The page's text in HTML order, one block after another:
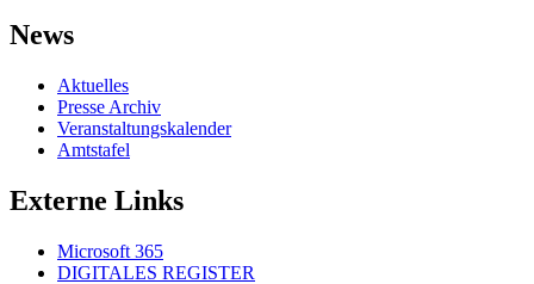
News
Aktuelles
Presse Archiv
Veranstaltungskalender
Amtstafel
Externe Links
Microsoft 365
DIGITALES REGISTER